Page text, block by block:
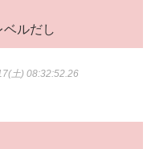
ルだし
土) 08:32:52.26